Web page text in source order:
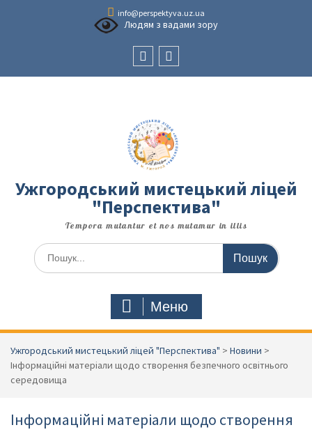
info@perspektyva.uz.ua
Людям з вадами зору
Ужгородський мистецький ліцей
"Перспектива"
Tempora mutantur et nos mutamur in illis
Шукати:
Меню
Ужгородський мистецький ліцей "Перспектива" > Новини >
Інформаційні матеріали щодо створення безпечного освітнього
середовища
Інформаційні матеріали щодо створення